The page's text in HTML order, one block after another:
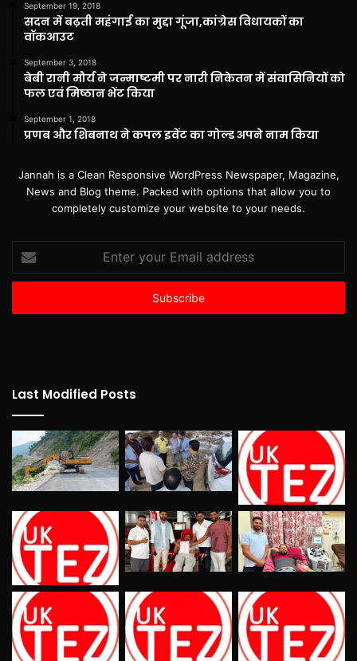
September 19, 2018
सदन में बढ़ती महंगाई का मुद्दा गूंजा,कांग्रेस विधायकों का
वॉकआउट
September 3, 2018
बेबी रानी मौर्य ने जन्माष्टमी पर नारी निकेतन में संवासिनियों को
फल एवं मिष्ठान भेंट किया
September 1, 2018
प्रणब और शिबनाथ ने कपल इवेंट का गोल्ड अपने नाम किया
Jannah is a Clean Responsive WordPress Newspaper, Magazine,
News and Blog theme. Packed with options that allow you to
completely customize your website to your needs.
your
Email
Last Modified Posts